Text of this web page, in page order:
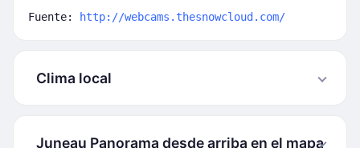
Fuente: http://webcams.thesnowcloud.com/
Clima local
Juneau Panorama desde arriba en el mapa